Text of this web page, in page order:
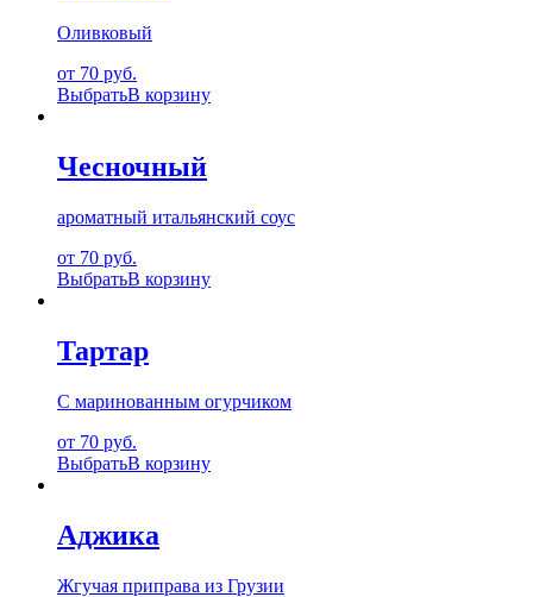
Оливковый
от 70 руб.
ВыбратьВ корзину
Чесночный
ароматный итальянский соус
от 70 руб.
ВыбратьВ корзину
Тартар
С маринованным огурчиком
от 70 руб.
ВыбратьВ корзину
Аджика
Жгучая приправа из Грузии